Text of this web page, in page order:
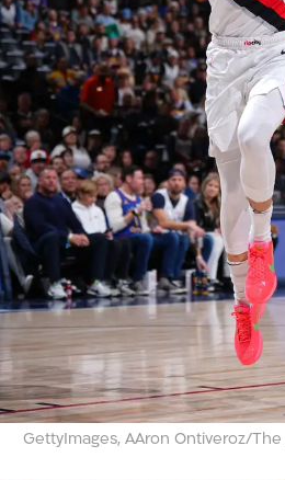
GettyImages, AAron Ontiveroz/The